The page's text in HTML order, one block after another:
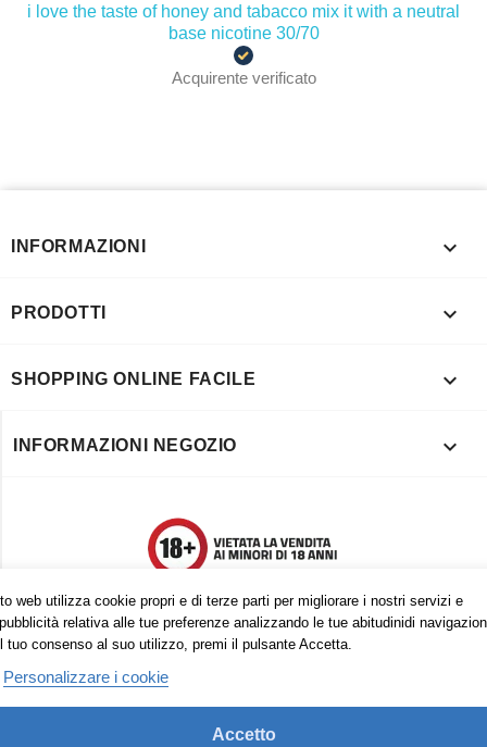
i love the taste of honey and tabacco mix it with a neutral
base nicotine 30/70
Acquirente verificato
web utilizza cookie propri e di terze parti per migliorare i nostri servizi e
relativa alle tue preferenze analizzando le tue abitudinidi
tuo consenso al suo utilizzo, premi il pulsante Accetta.
Personalizzare i cookie
Accetto
INFORMAZIONI 
PRODOTTI 
SHOPPING ONLINE FACILE 
INFORMAZIONI NEGOZIO 
Trovaci anche su: